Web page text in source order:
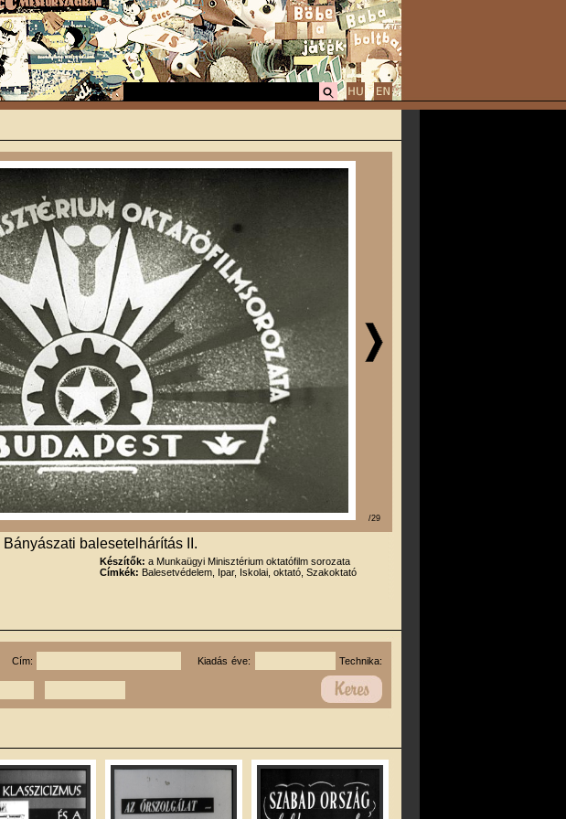
/29
Bányászati balesetelhárítás II.
Készítők: a Munkaügyi Minisztérium oktatófilm sorozata
Címkék: Balesetvédelem, Ipar, Iskolai, oktató, Szakoktató
Cím: Kiadás éve: Technika: